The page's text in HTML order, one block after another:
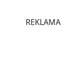
REKLAMA